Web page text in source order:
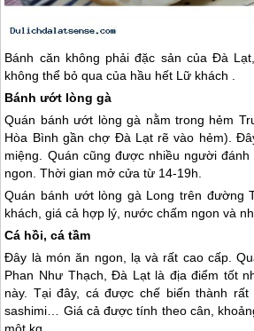
Bánh căn không phải đặc sản củaĐà Lạt
không thể bỏ qua của hầu hết Lữ khách .
Bánh ướt lòng gà
Quán bánh ướt lòng gà nằm trong hẻm
Hòa Bình gần chợ Đà Lạtrẽ vào hẻm).
miệng. Quán cũng được nhiều người
ngon. Thời gian mở cửa từ 14-19h.
Quán bánh ướt lòng gà Long trên đường
khách, giá cả hợp lý, nước chấm ngon và
Cá hồi, cá tầm
Đây là món ăn ngon, lạ và rất cao cấp.
Phan Như Thạch,Đà Lạtlà địa điểm tốt
này. Tại đây, cá được chế biến thành rất
sashimi… Giá cả được tính theo cân,
một kg.